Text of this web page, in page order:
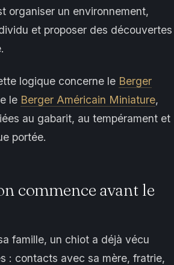
organiser un environnement,
et proposer des découvertes
logique concerne le Berger
le Berger Américain Miniature,
au gabarit, au tempérament et
portée.
commence avant le
famille, un chiot a déjà vécu
: contacts avec sa mère, fratrie,